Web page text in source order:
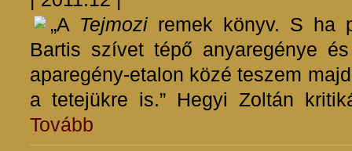
„A Tejmozi remek könyv. S ha
Bartis szívet tépő anyaregénye
aparegény-etalon közé teszem
a tetejükre is.” Hegyi Zoltán
Tovább